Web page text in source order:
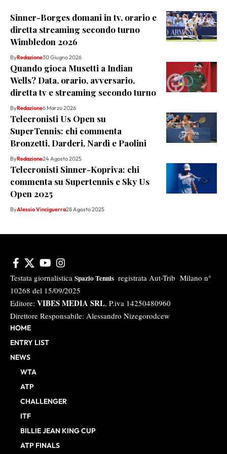
Sinner-Borges domani in tv, orario e
diretta streaming secondo turno
Wimbledon 2026
ByRedazione30 Giugno 2026
Quando gioca Musetti a Indian
Wells? Data, orario, avversario,
diretta tv e streaming secondo turno
ByRedazione6 Marzo 2026
Telecronisti Us Open su
SuperTennis: chi commenta
Bronzetti, Darderi, Nardi e Paolini
ByRedazione24 Agosto 2025
Telecronisti Sinner-Kopriva: chi
commenta su Supertennis e Sky Us
Open 2025
ByAlessio Vinciguerra28 Agosto 2025
Testata giornalistica Spazio Tennis registrata Aut-Trib Milano n°
10268 del 15/09/2025
Editore: VIBES MEDIA SRL, P.iva 14250480960
Direttore Responsabile: Alessandro Nizegorodcew
HOME
ENTRY LIST
NEWS
WTA
ATP
CHALLENGER
ITF
BILLIE JEAN KING CUP
ATP FINALS